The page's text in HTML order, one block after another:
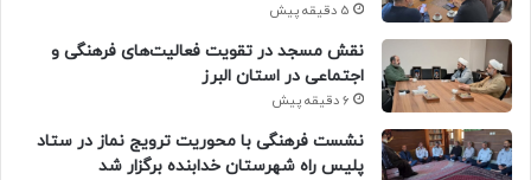
5 دقیقه پیش
نقش مسجد در تقویت فعالیت‌های فرهنگی و
اجتماعی در استان البرز
6 دقیقه پیش
نشست فرهنگی با محوریت ترویج نماز در ستاد
پلیس راه شهرستان خدابنده برگزار شد